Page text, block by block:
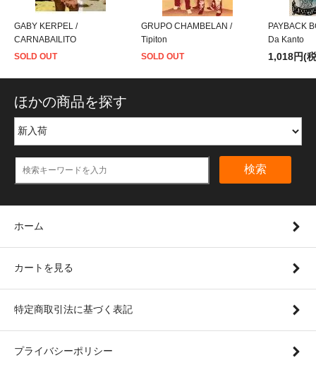
GABY KERPEL /
CARNABAILITO
SOLD OUT
GRUPO CHAMBELAN /
Tipiton
SOLD OUT
PAYBACK
Da Kanto
1,018円(
ほかの商品を探す
検索
ホーム
カートを見る
特定商取引法に基づく表記
プライバシーポリシー